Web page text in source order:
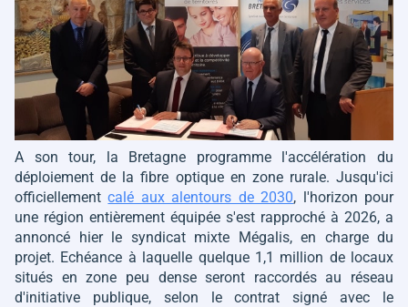
A son tour, la Bretagne programme l'accélération du
déploiement de la fibre optique en zone rurale. Jusqu'ici
officiellementcalé aux alentours de 2030, l'horizon pour
une région entièrement équipée s'est rapproché à 2026, a
annoncé hier le syndicat mixte Mégalis, en charge du
projet. Echéance à laquelle quelque 1,1 million de locaux
situés en zone peu dense seront raccordés au réseau
d'initiative publique, selon le contrat signé avec le